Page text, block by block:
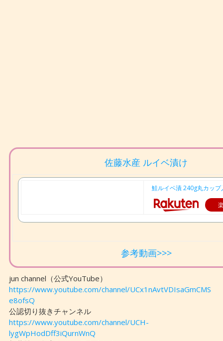
佐藤水産 ルイベ漬け
鮭ルイベ漬 240g丸カップ
参考動画>>>
jun channel（公式YouTube）
https://www.youtube.com/channel/UCx1nAvtVDIsaGmCMS
e8ofsQ
公認切り抜きチャンネル
https://www.youtube.com/channel/UCH-
lygWpHodDff3iQurnWnQ